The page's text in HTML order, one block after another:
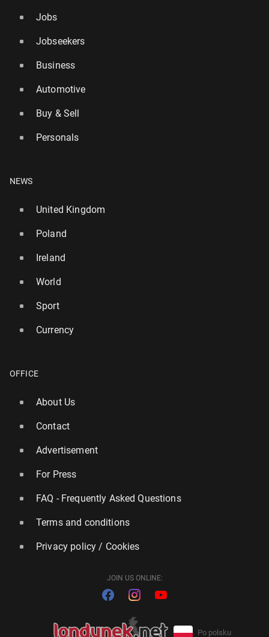
Jobs
Jobseekers
Business
Automotive
Buy & Sell
Personals
NEWS
United Kingdom
Poland
Ireland
World
Sport
Currency
OFFICE
About Us
Contact
Advertisement
For Press
FAQ - Frequently Asked Questions
Terms and conditions
Privacy policy / Cookies
JOIN US ONLINE:
Po polsku